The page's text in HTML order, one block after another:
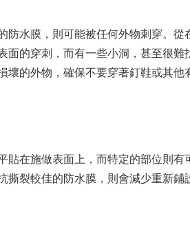
防水膜，則可能被任何外物刺穿。
面的穿刺，而有一些小洞，甚至很
的外物，確保不要穿著釘鞋或其他
貼在施做表面上，而特定的部位則
裂較佳的防水膜，則會減少重新鋪